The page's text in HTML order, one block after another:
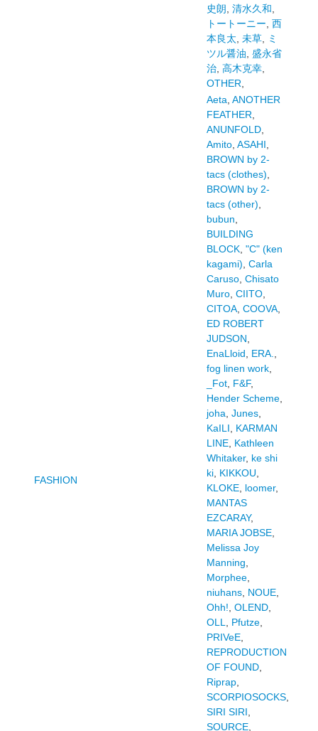
史朗 清水久和
トートーニー 西
本良太 未草,
ミ
ツル醤油 盛永省
治, 高木克幸,
OTHER
FASHION
Aeta ANOTHER
FEATHER
ANUNFOLD,
Amito, ASAHI
BROWN by 2-
tacs (clothes)
BROWN by 2-
tacs (other)
bubun
BUILDING
BLOCK, "C" (ken
kagami) Carla
Caruso, Chisato
Muro, CIITO,
CITOA, COOVA,
ED ROBERT
JUDSON
EnaLloid
ERA.
fog linen work,
_Fot, F&F,
Hender Scheme,
joha Junes,
KaILI
KARMAN
LINE, Kathleen
Whitaker, ke shi
ki, KIKKOU
KLOKE, loomer,
MANTAS
EZCARAY,
MARIA JOBSE,
Melissa Joy
Manning
Morphee,
niuhans, NOUE,
Ohh! OLEND,
OLL
Pfutze,
PRIVeE,
REPRODUCTION
OF FOUND,
Riprap,
SCORPIOSOCKS,
SIRI SIRI
SOURCE,